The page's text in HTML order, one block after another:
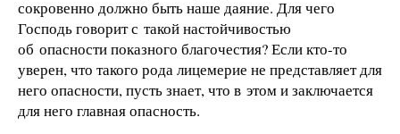
сокровенно должно быть наше даяние. Для чего
Господь говорит с такой настойчивостью
об опасности показного благочестия? Если кто-то
уверен, что такого рода лицемерие не представляет для
него опасности, пусть знает, что в этом и заключается
для него главная опасность.